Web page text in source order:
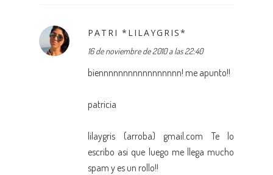
PATRI *LILAYGRIS*
16 de noviembre de 2010 a las 22:40
biennnnnnnnnnnnnnnnn! me apunto!!
patricia
lilaygris (arroba) gmail.com Te lo
escribo asi que luego me llega mucho
spam y es un rollo!!